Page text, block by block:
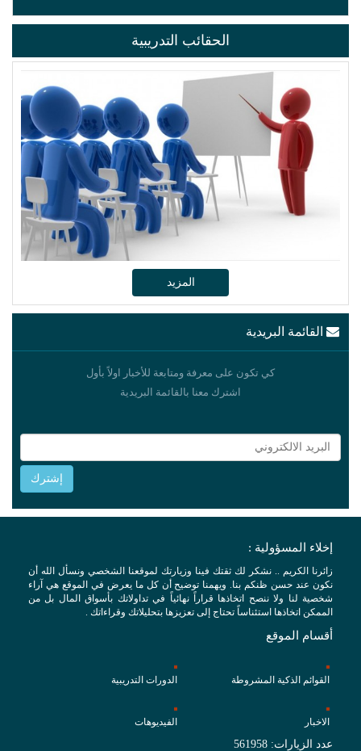
الحقائب التدريبية
المزيد
القائمة البريدية
كي تكون على معرفة ومتابعة للأخبار اولاً بأول
اشترك معنا بالقائمة البريدية
إخلاء المسؤولية :
زائرنا الكريم .. نشكر لك ثقتك فينا وزيارتك لموقعنا الشخصي ونسأل الله أن
نكون عند حسن ظنكم بنا. ويهمنا توضيح أن كل ما يعرض في الموقع هي آراء
شخصية لنا ولا ننصح اتخاذها قراراً نهائياً في تداولاتك بأسواق المال بل من
الممكن اتخاذها استئناساً تحتاج إلى تعزيزها بتحليلاتك وقراءاتك .
أقسام الموقع
القوائم الذكية المشروطة الدورات التدريبية
الاخبار الفيديوهات
عدد الزيارات: 561958